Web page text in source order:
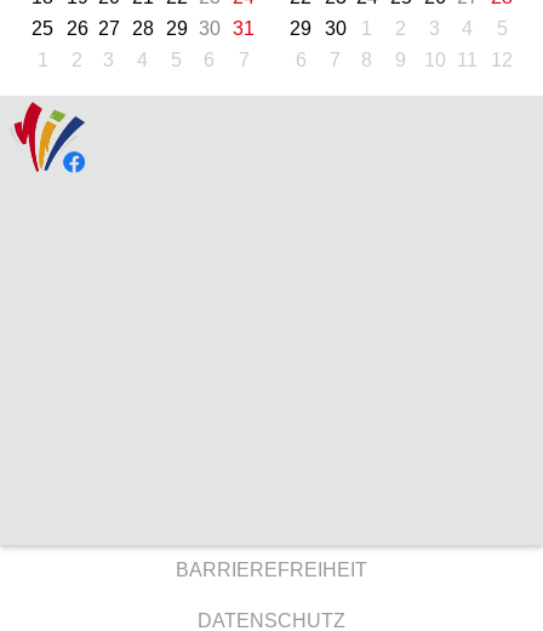
25
26 27 28 29 30
31
1
2 3 4 5 6 7
29
30 1 2 3 4
5
6
7 8 9 10 11 12
BARRIEREFREIHEIT
DATENSCHUTZ